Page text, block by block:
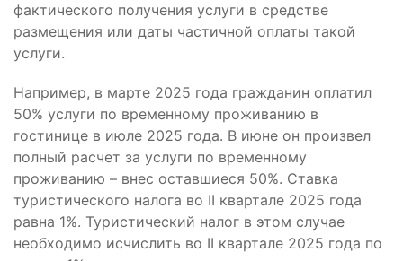
фактического получения услуги в средстве
размещения или даты частичной оплаты такой
услуги.
Например, в марте 2025 года гражданин оплатил
50% услуги по временному проживанию в
гостинице в июле 2025 года. В июне он произвел
полный расчет за услуги по временному
проживанию – внес оставшиеся 50%. Ставка
туристического налога во II квартале 2025 года
равна 1%. Туристический налог в этом случае
необходимо исчислить во II квартале 2025 года по